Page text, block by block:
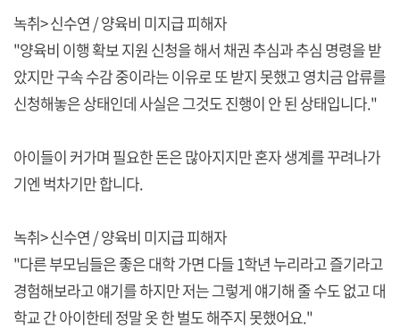
녹취> 신수연 / 양육비 미지급 피해자
"양육비 이행 확보 지원 신청을 해서 채권 추심과 추심 명령을 받
았지만 구속 수감 중이라는 이유로 또 받지 못했고 영치금 압류를
신청해놓은 상태인데 사실은 그것도 진행이 안 된 상태입니다."
아이들이 커가며 필요한 돈은 많아지지만 혼자 생계를 꾸려나가
기엔 벅차기만 합니다.
녹취> 신수연 / 양육비 미지급 피해자
"다른 부모님들은 좋은 대학 가면 다들 1학년 누리라고 즐기라고
경험해보라고 얘기를 하지만 저는 그렇게 얘기해 줄 수도 없고 대
학교 간 아이한테 정말 옷 한 벌도 해주지 못했어요."